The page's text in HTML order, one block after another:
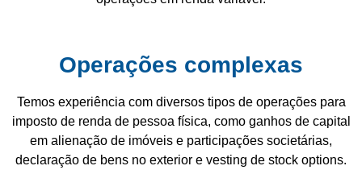
Operações complexas
Temos experiência com diversos tipos de operações para
imposto de renda de pessoa física, como ganhos de capital
em alienação de imóveis e participações societárias,
declaração de bens no exterior e vesting de stock options.